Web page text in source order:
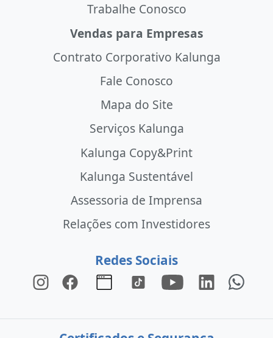
Trabalhe Conosco
Vendas para Empresas
Contrato Corporativo Kalunga
Fale Conosco
Mapa do Site
Serviços Kalunga
Kalunga Copy&Print
Kalunga Sustentável
Assessoria de Imprensa
Relações com Investidores
Redes Sociais